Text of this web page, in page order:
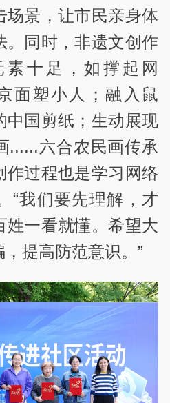
场景，让市民亲身体
。同时，非遗文创作
十足，如撑起网
面塑小人；融入鼠
中国剪纸；生动展现
......六合农民画传承
作过程也是学习网络
“我们要先理解，才
姓一看就懂。希望大
提高防范意识。”